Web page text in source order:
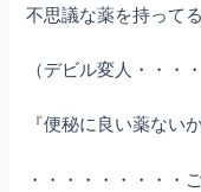
不思議な薬を持って
（デビル変人・・・
『便秘に良い薬ない
・・・・・・・・・